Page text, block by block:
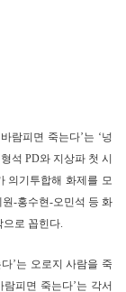
람피면 죽는다’는 ‘넝
석 PD와 지상파 첫 시
의기투합해 화제를 모
-홍수현-오민석 등 화
으로 꼽힌다.
’는 오로지 사람을 죽
피면 죽는다’는 각서